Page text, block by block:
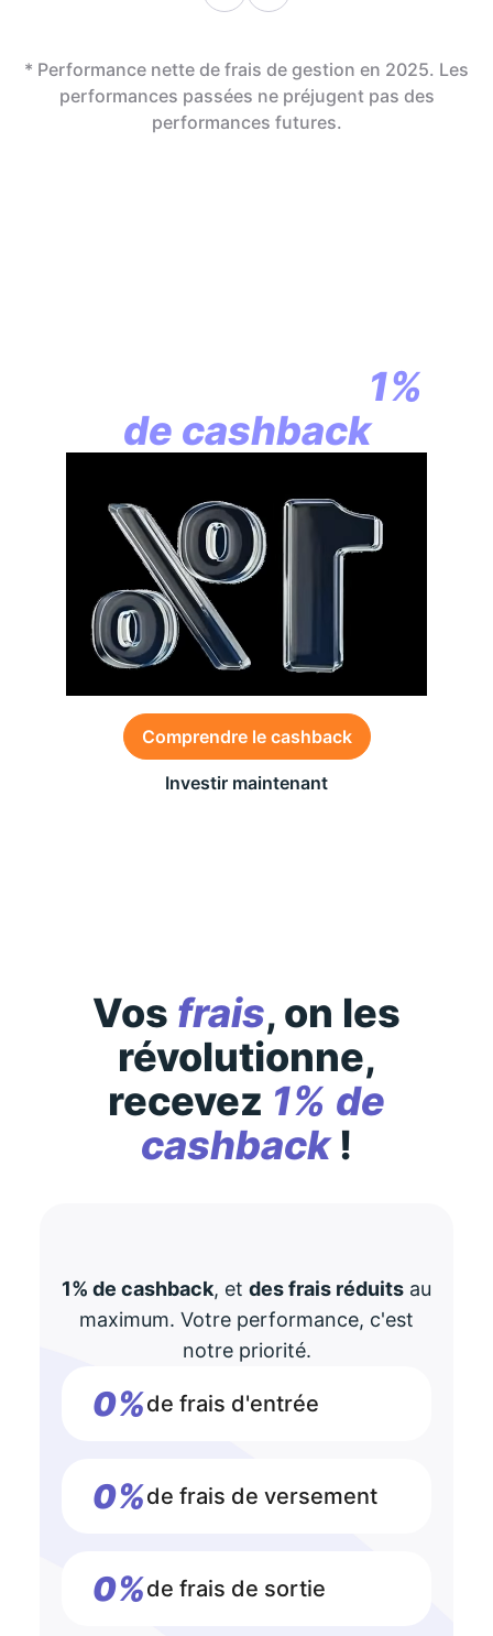
* Performance nette de frais de gestion en 2025. Les
performances passées ne préjugent pas des
performances futures.
1%
de cashback
Comprendre le cashback
Investir maintenant
Vos frais, on les
révolutionne,
recevez 1% de
cashback!
1% de cashback, et des frais réduits au
maximum. Votre performance, c'est
notre priorité.
0%de frais d'entrée
0%de frais de versement
0%de frais de sortie